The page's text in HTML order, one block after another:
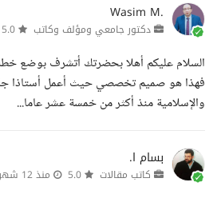
Wasim M.
دكتور جامعي ومؤلف وكاتب
السلام عليكم أهلا بحضرتك أتشرف بوضع
فهذا هو صميم تخصصي حيث أعمل أستاذا
والإسلامية منذ أكثر من خمسة عشر عاما...
بسام ا.
كاتب مقالات منذ 12 شهرا